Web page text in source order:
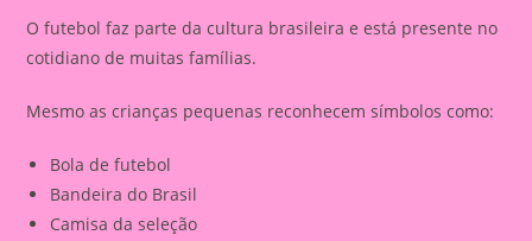
O futebol faz parte da cultura brasileira e está presente no
cotidiano de muitas famílias.
Mesmo as crianças pequenas reconhecem símbolos como:
Bola de futebol
Bandeira do Brasil
Camisa da seleção